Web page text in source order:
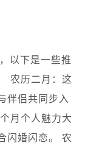
以下是一些推
农历二月：这
伴侣共同步入
月个人魅力大
闪婚闪恋。 农